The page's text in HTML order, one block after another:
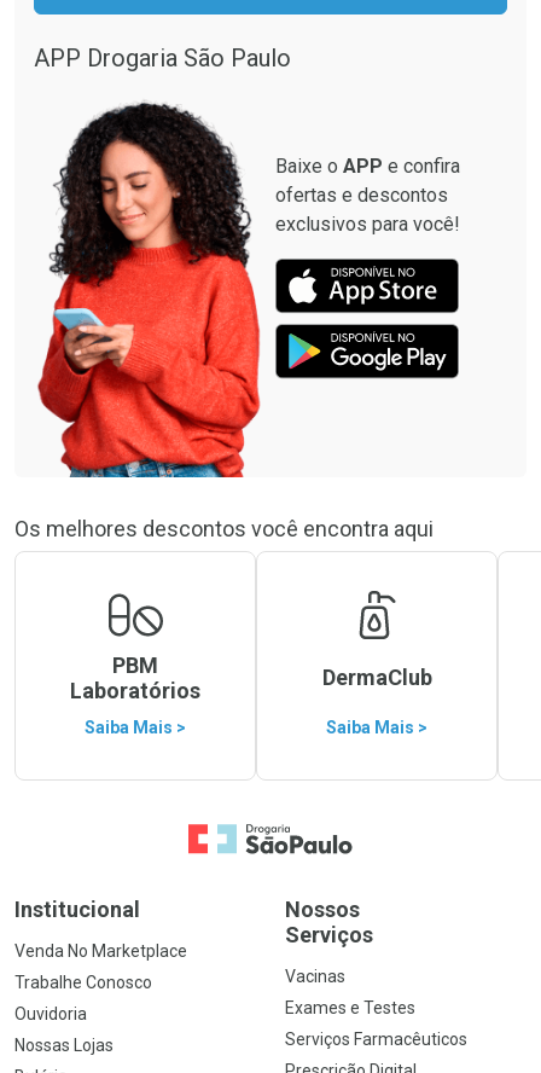
APP Drogaria São Paulo
Baixe o APP e confira
ofertas e descontos
exclusivos para você!
Os melhores descontos você encontra aqui
PBM
Laboratórios
Saiba Mais >
DermaClub
Saiba Mais >
Ir para a Home
Institucional
Venda No Marketplace
Trabalhe Conosco
Ouvidoria
Nossas Lojas
Nossos
Serviços
Vacinas
Exames e Testes
Serviços Farmacêuticos